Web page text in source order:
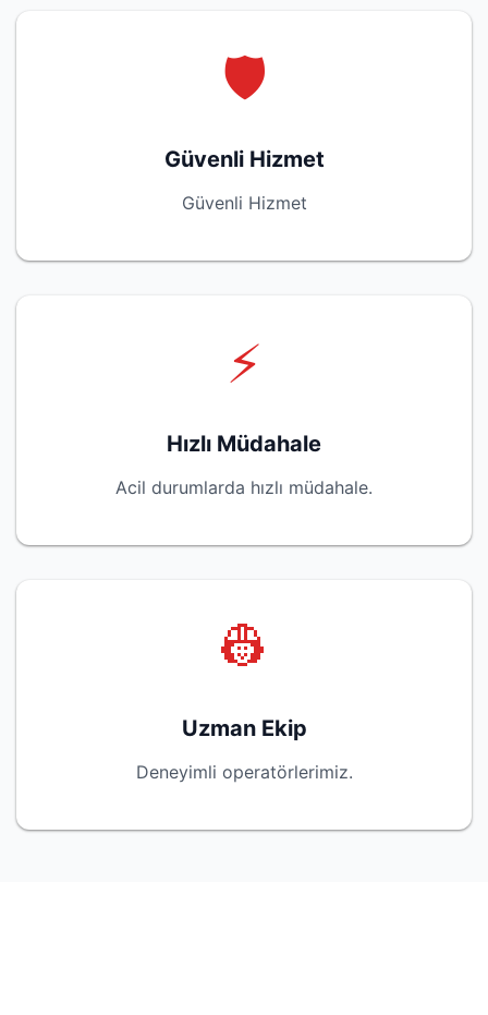
🛡️
Güvenli Hizmet
Güvenli Hizmet
⚡
Hızlı Müdahale
Acil durumlarda hızlı müdahale.
👷
Uzman Ekip
Deneyimli operatörlerimiz.